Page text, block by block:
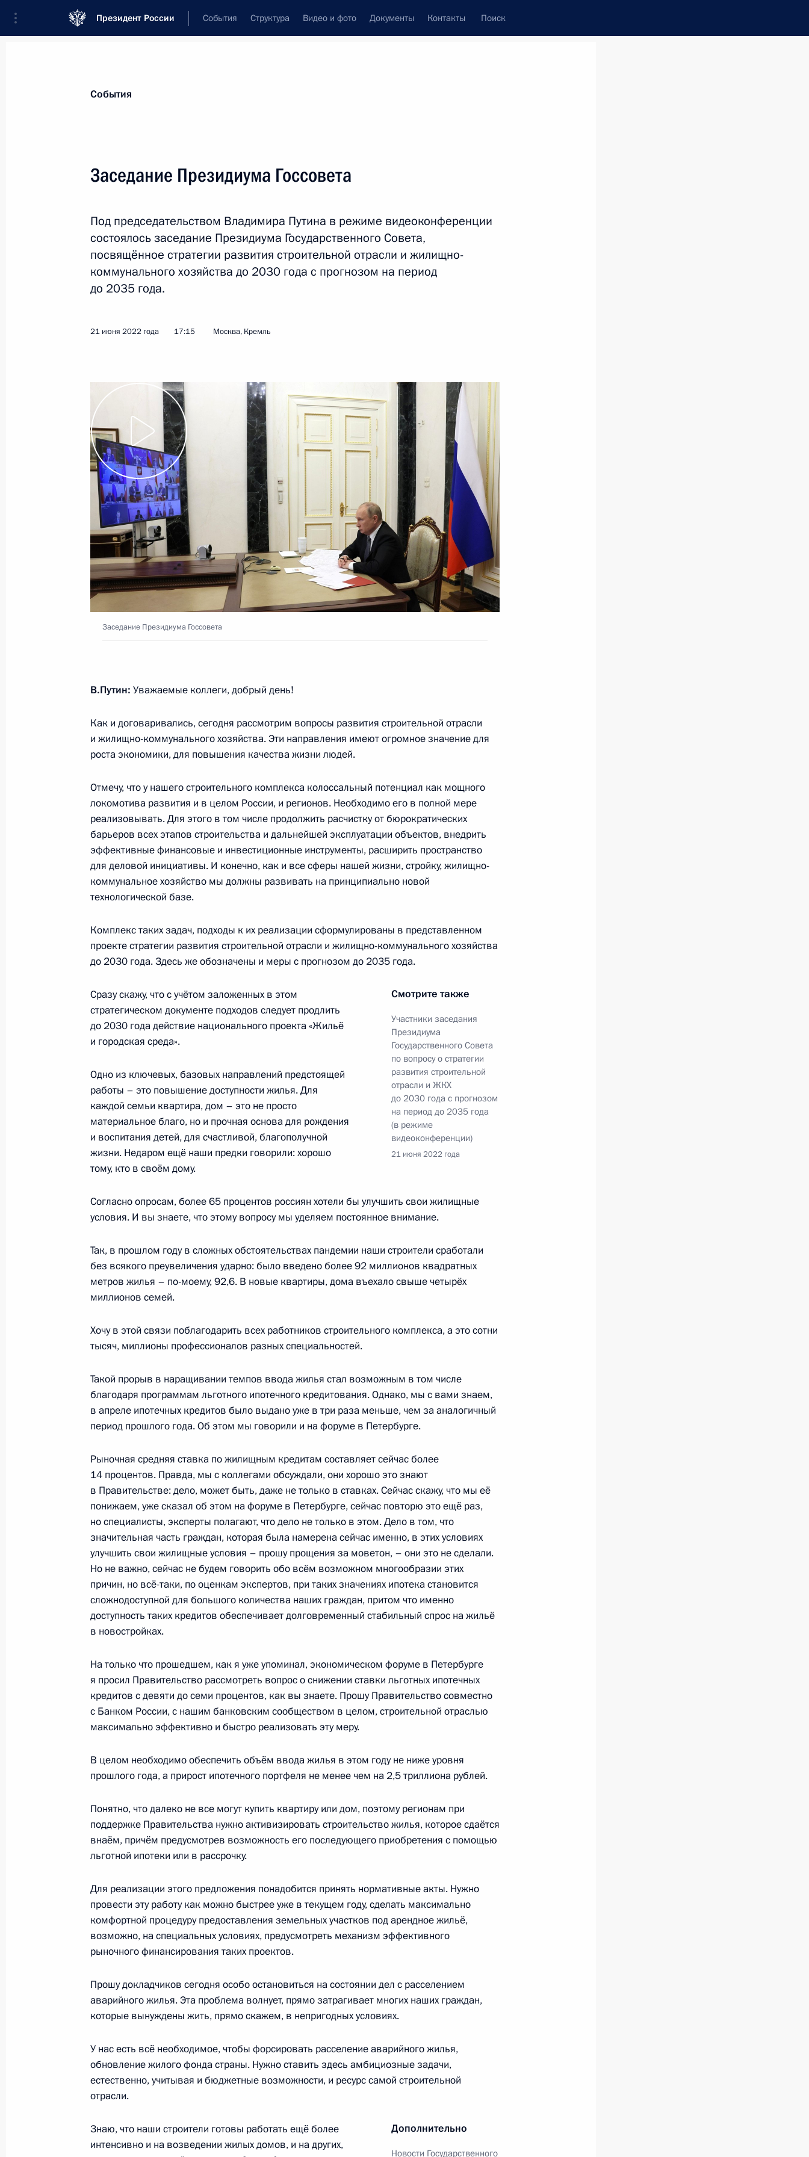
Президент России События Структура Видео и фото Документы Контакты Поиск
Российской Федерации
Лента событий Подписаться на ленту
Антон Вайно провёл третье заседание оргкомитета
по празднованию 200-летия со дня рождения Льва Толстого
15 октября 2025 года, 20:50
Заседание комиссии Госсовета по направлению «Инфраструктура
для жизни»
20 февраля 2025 года, 15:00
Совещание с членами Правительства
23 января 2025 года, 18:00
Совещание с членами Правительства
Заседание комиссии Госсовета по направлению «Инфраструктура
30 сентября 2024 года, 17:30
Совещание с членами Правительства
22 августа 2024 года, 15:50
Совещание с членами Правительства
10 июля 2024 года, 17:05
Президент подписал указы о назначении членов Правительства
Российской Федерации и директоров служб
Совещание по вопросам ликвидации последствий паводков
24 апреля 2024 года, 15:40
Совещание с членами Правительства
17 апреля 2024 года, 17:30
Совещание по вопросам ликвидации последствий паводков
11 апреля 2024 года, 17:00
Совещание с членами Правительства
7 февраля 2024 года, 16:45
Встреча с Министром строительства и жилищно-коммунального
хозяйства Иреком Файзуллиным
Совещание с членами Правительства
Заседание Совета по развитию физической культуры и спорта
19 октября 2023 года, 16:05
Совещание по вопросам развития строительной отрасли
8 августа 2023 года, 17:25
2 августа 2023 года, 17:30
Совещание по развитию лесопромышленного комплекса
21 июня 2022 года, 17:15
жилищно-коммунальное хозяйство, городская среда»
16 июня 2022 года, 16:30
13 мая 2022 года, 19:00
Совместное заседание Коллегии Минстроя и комиссии Госсовета
по направлению «Строительство, жилищно-коммунальное
хозяйство, городская среда»
17 февраля 2022 года, 11:00
Совещание с членами Правительства
События
Заседание Президиума Госсовета
Под председательством Владимира Путина в режиме видеоконференции
состоялось заседание Президиума Государственного Совета,
посвящённое стратегии развития строительной отрасли и жилищно-
коммунального хозяйства до 2030 года с прогнозом на период
до 2035 года.
21 июня 2022 года 17:15 Москва, Кремль
Заседание Президиума Госсовета
В.Путин: Уважаемые коллеги, добрый день!
Как и договаривались, сегодня рассмотрим вопросы развития строительной отрасли
и жилищно-коммунального хозяйства. Эти направления имеют огромное значение для
роста экономики, для повышения качества жизни людей.
Отмечу, что у нашего строительного комплекса колоссальный потенциал как мощного
локомотива развития и в целом России, и регионов. Необходимо его в полной мере
реализовывать. Для этого в том числе продолжить расчистку от бюрократических
барьеров всех этапов строительства и дальнейшей эксплуатации объектов, внедрить
эффективные финансовые и инвестиционные инструменты, расширить пространство
для деловой инициативы. И конечно, как и все сферы нашей жизни, стройку, жилищно-
коммунальное хозяйство мы должны развивать на принципиально новой
технологической базе.
Комплекс таких задач, подходы к их реализации сформулированы в представленном
проекте стратегии развития строительной отрасли и жилищно-коммунального хозяйства
до 2030 года. Здесь же обозначены и меры с прогнозом до 2035 года.
Смотрите также
Участники заседания
Президиума
Государственного Совета
по вопросу о стратегии
развития строительной
отрасли и ЖКХ
до 2030 года с прогнозом
на период до 2035 года
(в режиме
видеоконференции)
21 июня 2022 года
Сразу скажу, что с учётом заложенных в этом
стратегическом документе подходов следует продлить
до 2030 года действие национального проекта «Жильё
и городская среда».
Одно из ключевых, базовых направлений предстоящей
работы – это повышение доступности жилья. Для
каждой семьи квартира, дом – это не просто
материальное благо, но и прочная основа для рождения
и воспитания детей, для счастливой, благополучной
жизни. Недаром ещё наши предки говорили: хорошо
тому, кто в своём дому.
Согласно опросам, более 65 процентов россиян хотели бы улучшить свои жилищные
условия. И вы знаете, что этому вопросу мы уделяем постоянное внимание.
Так, в прошлом году в сложных обстоятельствах пандемии наши строители сработали
без всякого преувеличения ударно: было введено более 92 миллионов квадратных
метров жилья – по-моему, 92,6. В новые квартиры, дома въехало свыше четырёх
миллионов семей.
Хочу в этой связи поблагодарить всех работников строительного комплекса, а это сотни
тысяч, миллионы профессионалов разных специальностей.
Такой прорыв в наращивании темпов ввода жилья стал возможным в том числе
благодаря программам льготного ипотечного кредитования. Однако, мы с вами знаем,
в апреле ипотечных кредитов было выдано уже в три раза меньше, чем за аналогичный
период прошлого года. Об этом мы говорили и на форуме в Петербурге.
Рыночная средняя ставка по жилищным кредитам составляет сейчас более
14 процентов. Правда, мы с коллегами обсуждали, они хорошо это знают
в Правительстве: дело, может быть, даже не только в ставках. Сейчас скажу, что мы её
понижаем, уже сказал об этом на форуме в Петербурге, сейчас повторю это ещё раз,
но специалисты, эксперты полагают, что дело не только в этом. Дело в том, что
значительная часть граждан, которая была намерена сейчас именно, в этих условиях
улучшить свои жилищные условия – прошу прощения за моветон, – они это не сделали.
Но не важно, сейчас не будем говорить обо всём возможном многообразии этих
причин, но всё-таки, по оценкам экспертов, при таких значениях ипотека становится
сложнодоступной для большого количества наших граждан, притом что именно
доступность таких кредитов обеспечивает долговременный стабильный спрос на жильё
в новостройках.
На только что прошедшем, как я уже упоминал, экономическом форуме в Петербурге
я просил Правительство рассмотреть вопрос о снижении ставки льготных ипотечных
кредитов с девяти до семи процентов, как вы знаете. Прошу Правительство совместно
с Банком России, с нашим банковским сообществом в целом, строительной отраслью
максимально эффективно и быстро реализовать эту меру.
В целом необходимо обеспечить объём ввода жилья в этом году не ниже уровня
прошлого года, а прирост ипотечного портфеля не менее чем на 2,5 триллиона рублей.
Понятно, что далеко не все могут купить квартиру или дом, поэтому регионам при
поддержке Правительства нужно активизировать строительство жилья, которое сдаётся
внаём, причём предусмотрев возможность его последующего приобретения с помощью
льготной ипотеки или в рассрочку.
Для реализации этого предложения понадобится принять нормативные акты. Нужно
провести эту работу как можно быстрее уже в текущем году, сделать максимально
комфортной процедуру предоставления земельных участков под арендное жильё,
возможно, на специальных условиях, предусмотреть механизм эффективного
рыночного финансирования таких проектов.
Прошу докладчиков сегодня особо остановиться на состоянии дел с расселением
аварийного жилья. Эта проблема волнует, прямо затрагивает многих наших граждан,
которые вынуждены жить, прямо скажем, в непригодных условиях.
У нас есть всё необходимое, чтобы форсировать расселение аварийного жилья,
обновление жилого фонда страны. Нужно ставить здесь амбициозные задачи,
естественно, учитывая и бюджетные возможности, и ресурс самой строительной
отрасли.
Дополнительно
Новости Государственного
Знаю, что наши строители готовы работать ещё более
интенсивно и на возведении жилых домов, и на других,